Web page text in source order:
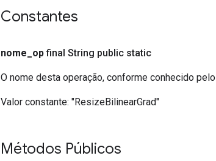
Constantes
nome op final String public static
O nome desta operação, conforme conhecido
Valor constante: "ResizeBilinearGrad"
Métodos Públicos